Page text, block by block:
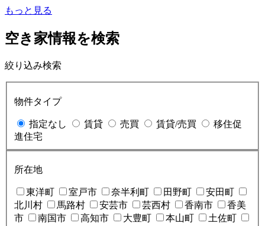
もっと見る
空き家情報を検索
絞り込み検索
物件タイプ
指定なし 賃貸 売買 賃貸/売買
移住促
進住宅
所在地
東洋町 室戸市 奈半利町 田野町
安田町
北川村
馬路村 安芸市 芸西村 香南市
香美
市
南国市 高知市 大豊町 本山町 土佐町